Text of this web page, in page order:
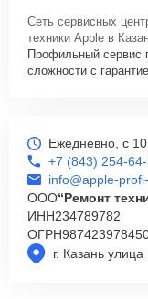
Сеть сервисных
техники Apple в
Профильный сервис
сложности с
г. Казань
Ежедневно, с
+7 (843) 254-
info@apple-
ООО“Ремонт
ИНН234789782
ОГРН